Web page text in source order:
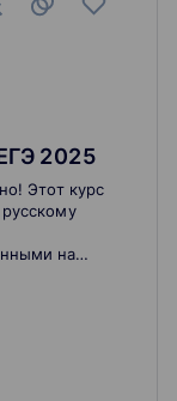
2025
Этот курс
на
каждого
на